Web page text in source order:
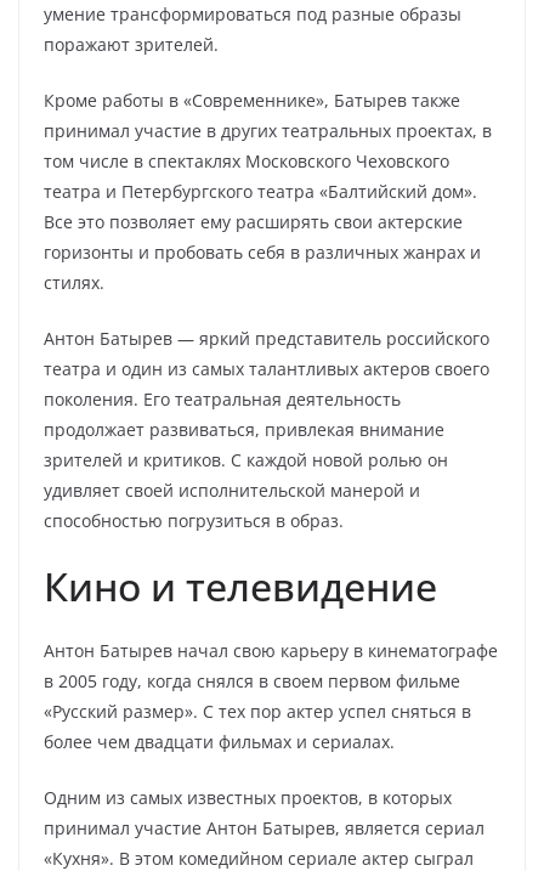
умение трансформироваться под разные образы
поражают зрителей.
Кроме работы в «Современнике», Батырев также
принимал участие в других театральных проектах, в
том числе в спектаклях Московского Чеховского
театра и Петербургского театра «Балтийский дом».
Все это позволяет ему расширять свои актерские
горизонты и пробовать себя в различных жанрах и
стилях.
Антон Батырев — яркий представитель российского
театра и один из самых талантливых актеров своего
поколения. Его театральная деятельность
продолжает развиваться, привлекая внимание
зрителей и критиков. С каждой новой ролью он
удивляет своей исполнительской манерой и
способностью погрузиться в образ.
Кино и телевидение
Антон Батырев начал свою карьеру в кинематографе
в 2005 году, когда снялся в своем первом фильме
«Русский размер». С тех пор актер успел сняться в
более чем двадцати фильмах и сериалах.
Одним из самых известных проектов, в которых
принимал участие Антон Батырев, является сериал
«Кухня». В этом комедийном сериале актер сыграл